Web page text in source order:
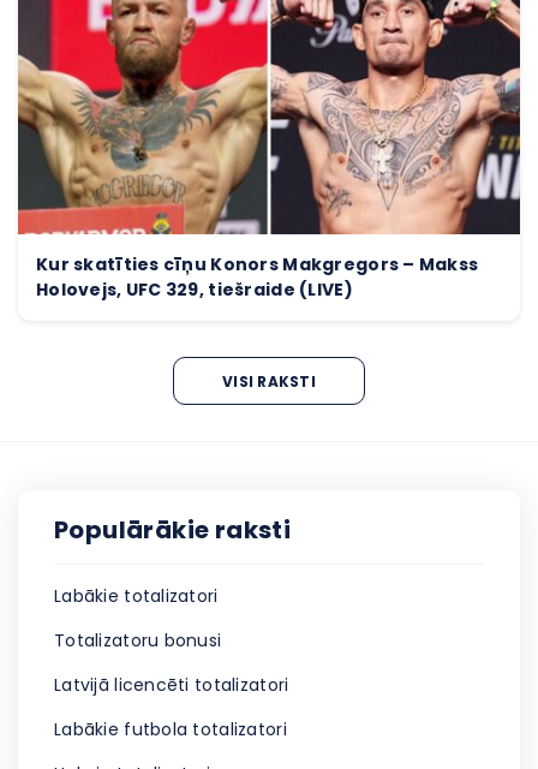
Kur skatīties cīņu Konors Makgregors – Makss
Holovejs, UFC 329, tiešraide (LIVE)
VISI RAKSTI
Populārākie raksti
Labākie totalizatori
Totalizatoru bonusi
Latvijā licencēti totalizatori
Labākie futbola totalizatori